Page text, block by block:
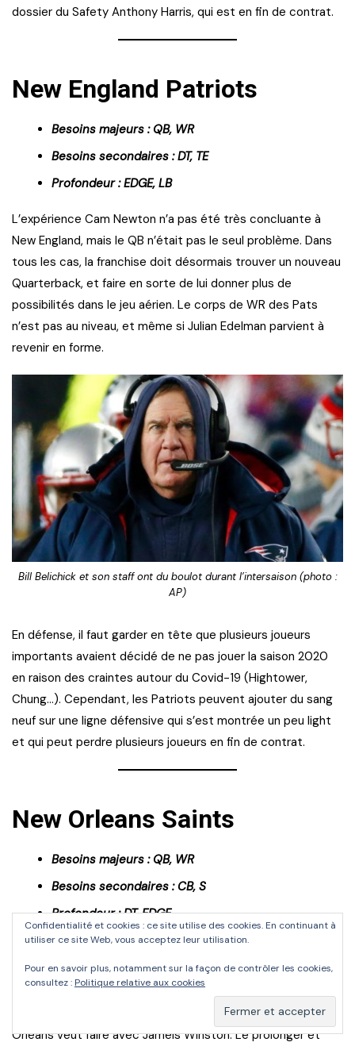
dossier du Safety Anthony Harris, qui est en fin de contrat.
New England Patriots
Besoins majeurs : QB, WR
Besoins secondaires : DT, TE
Profondeur : EDGE, LB
L’expérience Cam Newton n’a pas été très concluante à
New England, mais le QB n’était pas le seul problème. Dans
tous les cas, la franchise doit désormais trouver un nouveau
Quarterback, et faire en sorte de lui donner plus de
possibilités dans le jeu aérien. Le corps de WR des Pats
n’est pas au niveau, et même si Julian Edelman parvient à
revenir en forme.
Bill Belichick et son staff ont du boulot durant l’intersaison (photo :
AP)
En défense, il faut garder en tête que plusieurs joueurs
importants avaient décidé de ne pas jouer la saison 2020
en raison des craintes autour du Covid-19 (Hightower,
Chung…). Cependant, les Patriots peuvent ajouter du sang
neuf sur une ligne défensive qui s’est montrée un peu light
et qui peut perdre plusieurs joueurs en fin de contrat.
New Orleans Saints
Besoins majeurs : QB, WR
Besoins secondaires : CB, S
Profondeur : DT, EDGE
Comme annoncé, Drew Brees devrait prendre sa retraite, ce
qui va laisser les Saints sans QB titulaire pour la première
fois depuis longtemps. Honnêtement, Taysom Hill n’est pas
viable sur une saison complète, et il faut voir ce que New
Orleans veut faire avec Jameis Winston. Le prolonger et
Confidentialité et cookies : ce site utilise des cookies. En continuant à
utiliser ce site Web, vous acceptez leur utilisation.
Pour en savoir plus, notamment sur la façon de contrôler les cookies,
consultez : Politique relative aux cookies